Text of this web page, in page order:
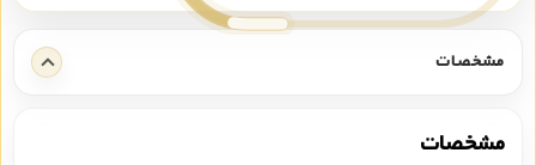
مشخصات
مشخصات